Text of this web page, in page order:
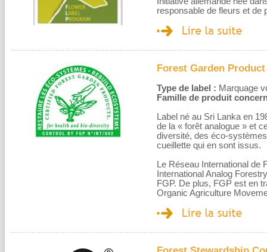
responsable de fleurs et de
Forest Garden Product
Type de label : Marquage
Famille de produit
Label né au Sri Lanka en
de la « forêt analogue » et
diversité, des éco-
cueillette qui en sont issus.
Le Réseau International de
International Analog
FGP. De plus, FGP est en
Organic Agriculture